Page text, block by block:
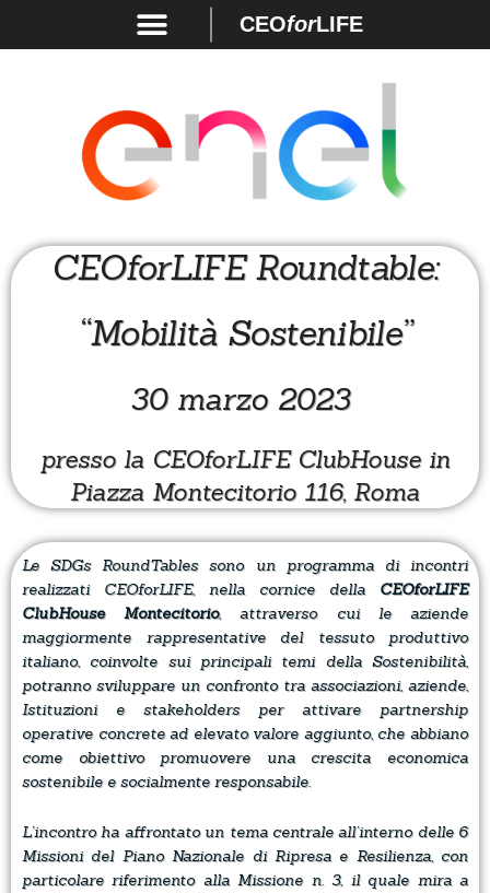
CEOforLIFE
CEOforLIFE Roundtable:
“Mobilità Sostenibile”
30 marzo 2023
presso la CEOforLIFE ClubHouse in
Piazza Montecitorio 116, Roma
Le SDGs RoundTables sono un programma di incontri
realizzati CEOforLIFE, nella cornice della CEOforLIFE
ClubHouse Montecitorio, attraverso cui le aziende
maggiormente rappresentative del tessuto produttivo
italiano, coinvolte sui principali temi della Sostenibilità,
potranno sviluppare un confronto tra associazioni, aziende,
Istituzioni e stakeholders per attivare partnership
operative concrete ad elevato valore aggiunto, che abbiano
come obiettivo promuovere una crescita economica
sostenibile e socialmente responsabile.
L’incontro ha affrontato un tema centrale all’interno delle 6
Missioni del Piano Nazionale di Ripresa e Resilienza, con
particolare riferimento alla Missione n. 3, il quale mira a